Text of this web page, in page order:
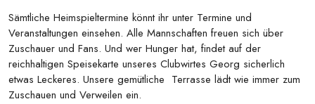
Sämtliche Heimspieltermine könnt ihr unter Termine und
Veranstaltungen einsehen. Alle Mannschaften freuen sich über
Zuschauer und Fans. Und wer Hunger hat, findet auf der
reichhaltigen Speisekarte unseres Clubwirtes Georg sicherlich
etwas Leckeres. Unsere gemütliche Terrasse lädt wie immer zum
Zuschauen und Verweilen ein.